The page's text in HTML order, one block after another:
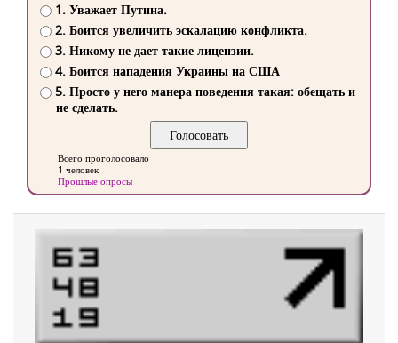
1. Уважает Путина.
2. Боится увеличить эскалацию конфликта.
3. Никому не дает такие лицензии.
4. Боится нападения Украины на США
5. Просто у него манера поведения такая: обещать и
не сделать.
Всего проголосовало
1 человек
Прошлые опросы